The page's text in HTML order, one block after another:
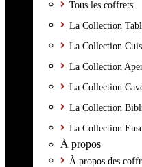
Tous les coffrets
La Collection
La Collection
La Collection
La Collection
La Collection
La Collection
À propos
À propos des